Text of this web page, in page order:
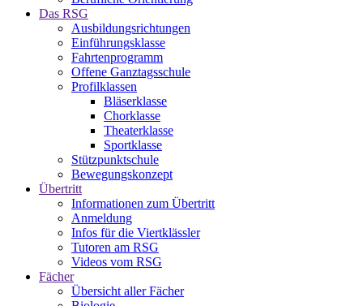
Das RSG
Ausbildungsrichtungen
Einführungsklasse
Fahrtenprogramm
Offene Ganztagsschule
Profilklassen
Bläserklasse
Chorklasse
Theaterklasse
Sportklasse
Stützpunktschule
Bewegungskonzept
Übertritt
Informationen zum Übertritt
Anmeldung
Infos für die Viertklässler
Tutoren am RSG
Videos vom RSG
Fächer
Übersicht aller Fächer